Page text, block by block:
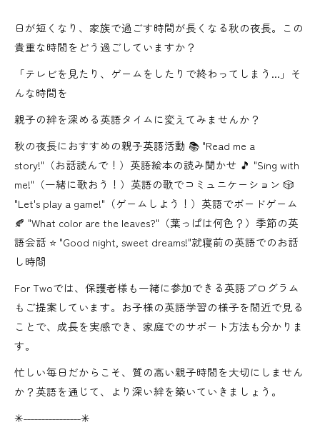
日が短くなり、家族で過ごす時間が長くなる秋の夜長。この
貴重な時間をどう過ごしていますか？
「テレビを見たり、ゲームをしたりで終わってしまう...」そ
んな時間を
親子の絆を深める英語タイムに変えてみませんか？
秋の夜長におすすめの親子英語活動 📚 "Read me a
story!"（お話読んで！）英語絵本の読み聞かせ 🎵 "Sing with
me!"（一緒に歌おう！）英語の歌でコミュニケーション 🎲
"Let's play a game!"（ゲームしよう！）英語でボードゲーム
🍂 "What color are the leaves?"（葉っぱは何色？）季節の英
語会話 ⭐ "Good night, sweet dreams!"就寝前の英語でのお話
し時間
For Twoでは、保護者様も一緒に参加できる英語プログラム
もご提案しています。お子様の英語学習の様子を間近で見る
ことで、成長を実感でき、家庭でのサポート方法も分かりま
す。
忙しい毎日だからこそ、質の高い親子時間を大切にしません
か？英語を通じて、より深い絆を築いていきましょう。
✳︎˗˗˗˗˗˗˗˗˗˗˗˗˗˗˗˗✳︎